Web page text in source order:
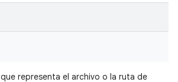
que representa el archivo o la ruta de